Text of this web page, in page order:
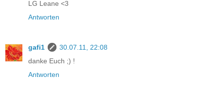
LG Leane <3
Antworten
gafi1
30.07.11, 22:08
danke Euch ;) !
Antworten